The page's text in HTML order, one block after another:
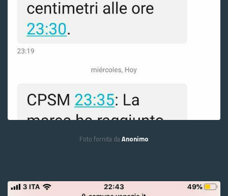
Foto fornita daAnonimo